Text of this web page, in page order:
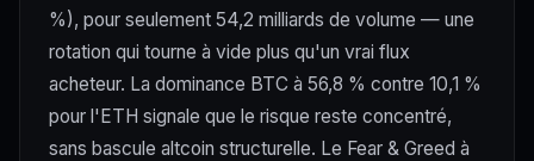
%), pour seulement 54,2 milliards de volume — une
rotation qui tourne à vide plus qu'un vrai flux
acheteur. La dominance BTC à 56,8 % contre 10,1 %
pour l'ETH signale que le risque reste concentré,
sans bascule altcoin structurelle. Le Fear & Greed à